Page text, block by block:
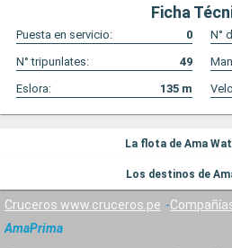
Ficha
Puesta en servicio: 0 N°
N° tripunlates:
49
Eslora:
135 m
La flota de Ama
Los destinos de
Cruceros www.cruceros.pe
AmaPrima